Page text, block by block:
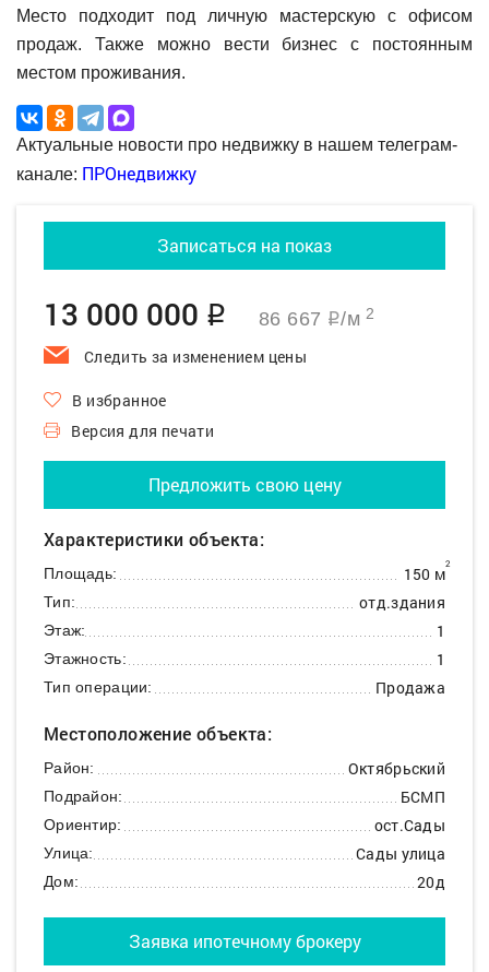
Место подходит под личную мастерскую с офисом
продаж. Также можно вести бизнес с постоянным
местом проживания.
Актуальные новости про недвижку в нашем телеграм-
канале: ПРОнедвижку
Записаться на показ
13 000 000 q 86 667 q/м2
Следить за изменением цены
В избранное
Версия для печати
Предложить свою цену
Характеристики объекта:
Площадь: 150 м2
Тип: отд.здания
Этаж: 1
Этажность: 1
Тип операции: Продажа
Местоположение объекта:
Район: Октябрьский
Подрайон: БСМП
Ориентир: ост.Сады
Улица: Сады улица
Дом: 20д
Заявка ипотечному брокеру